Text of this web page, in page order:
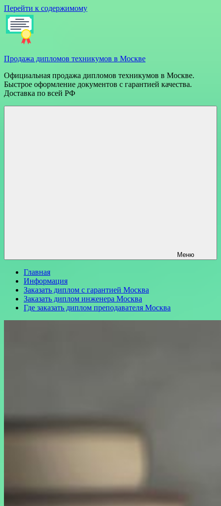
Перейти к содержимому
Продажа дипломов техникумов в Москве
Официальная продажа дипломов техникумов в Москве.
Быстрое оформление документов с гарантией качества.
Доставка по всей РФ
Меню
Главная
Информация
Заказать диплом с гарантией Москва
Заказать диплом инженера Москва
Где заказать диплом преподавателя Москва